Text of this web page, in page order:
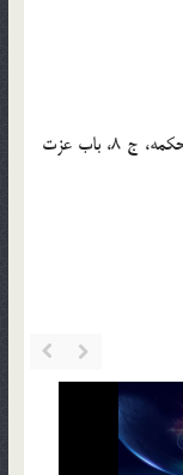
[11] . براي توضيح بيشتر مراجعه كنيد به: ميزان الحكمه، ج 8، باب عزت